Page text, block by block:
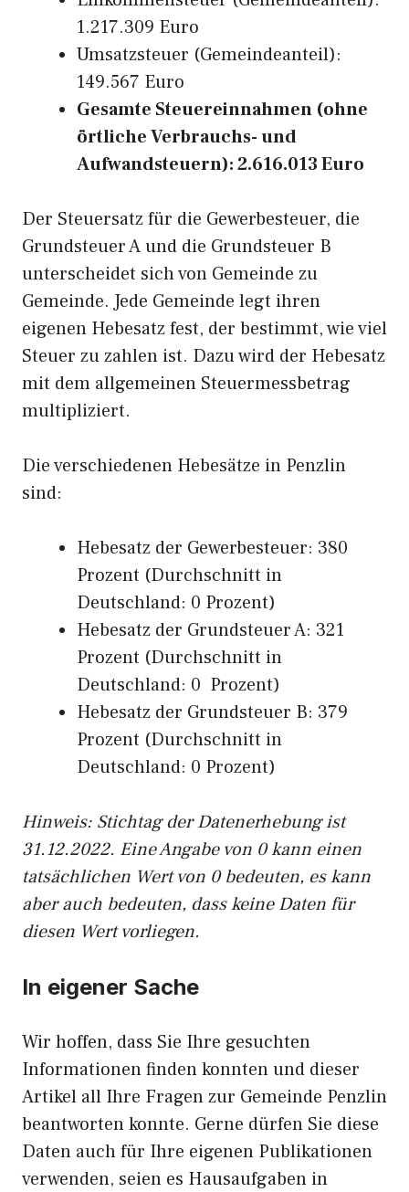
1.217.309 Euro
Umsatzsteuer (Gemeindeanteil):
149.567 Euro
Gesamte Steuereinnahmen (ohne
örtliche Verbrauchs- und
Aufwandsteuern): 2.616.013 Euro
Der Steuersatz für die Gewerbesteuer, die
Grundsteuer A und die Grundsteuer B
unterscheidet sich von Gemeinde zu
Gemeinde. Jede Gemeinde legt ihren
eigenen Hebesatz fest, der bestimmt, wie viel
Steuer zu zahlen ist. Dazu wird der Hebesatz
mit dem allgemeinen Steuermessbetrag
multipliziert.
Die verschiedenen Hebesätze in Penzlin
sind:
Hebesatz der Gewerbesteuer: 380
Prozent (Durchschnitt in
Deutschland: 0 Prozent)
Hebesatz der Grundsteuer A: 321
Prozent (Durchschnitt in
Deutschland: 0 Prozent)
Hebesatz der Grundsteuer B: 379
Prozent (Durchschnitt in
Deutschland: 0 Prozent)
Hinweis: Stichtag der Datenerhebung ist
31.12.2022. Eine Angabe von 0 kann einen
tatsächlichen Wert von 0 bedeuten, es kann
aber auch bedeuten, dass keine Daten für
diesen Wert vorliegen.
In eigener Sache
Wir hoffen, dass Sie Ihre gesuchten
Informationen finden konnten und dieser
Artikel all Ihre Fragen zur Gemeinde Penzlin
beantworten konnte. Gerne dürfen Sie diese
Daten auch für Ihre eigenen Publikationen
verwenden, seien es Hausaufgaben in